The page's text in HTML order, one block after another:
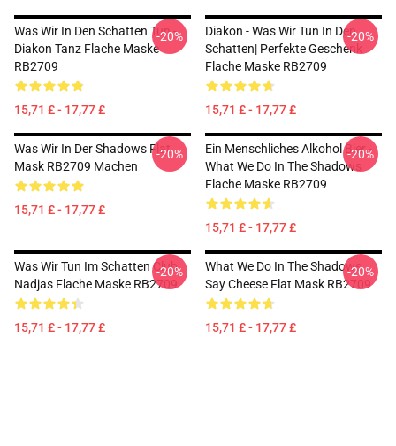
Was Wir In Den Schatten Tun -
Diakon Tanz Flache Maske
RB2709
15,71 £ - 17,77 £
-20%
Diakon - Was Wir Tun In Den
Schatten| Perfekte Geschenk
Flache Maske RB2709
15,71 £ - 17,77 £
-20%
Was Wir In Der Shadows Flat
Mask RB2709 Machen
15,71 £ - 17,77 £
-20%
Ein Menschliches Alkohol Bier -
What We Do In The Shadows
Flache Maske RB2709
15,71 £ - 17,77 £
-20%
Was Wir Tun Im Schatten Club
Nadjas Flache Maske RB2709
15,71 £ - 17,77 £
-20%
What We Do In The Shadows
Say Cheese Flat Mask RB2709
15,71 £ - 17,77 £
-20%